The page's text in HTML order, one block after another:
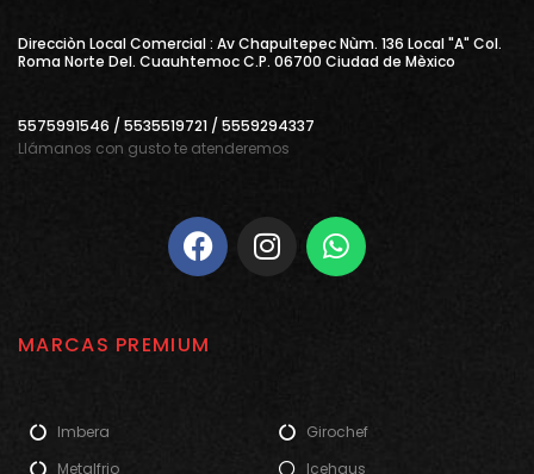
Direcciòn Local Comercial : Av Chapultepec Nùm. 136 Local "A" Col.
Roma Norte Del. Cuauhtemoc C.P. 06700 Ciudad de Mèxico
5575991546 / 5535519721 / 5559294337
Llámanos con gusto te atenderemos
MARCAS PREMIUM
Imbera
Metalfrio
Girochef
Icehaus